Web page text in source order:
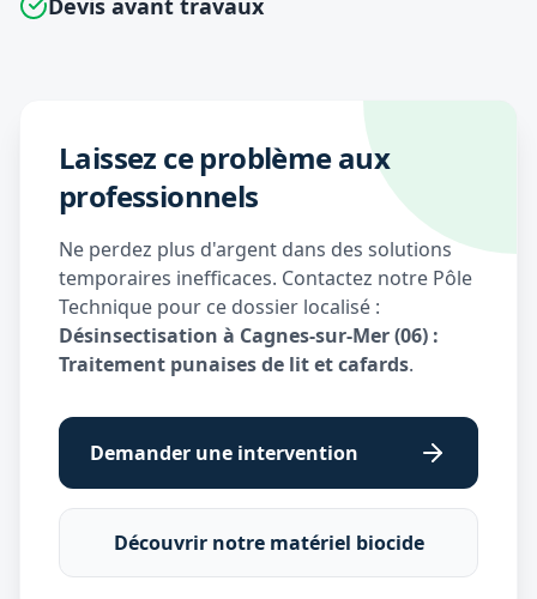
Devis avant travaux
Laissez ce problème aux
professionnels
Ne perdez plus d'argent dans des solutions
temporaires inefficaces. Contactez notre Pôle
Technique pour ce dossier localisé :
Désinsectisation à Cagnes-sur-Mer (06) :
Traitement punaises de lit et cafards.
Demander une intervention
Découvrir notre matériel biocide